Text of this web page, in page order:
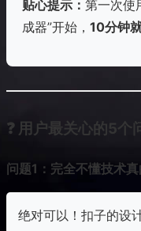
贴心提示： 第一次使
成器”开始， 10分钟
❓ 用户最关心的5个
问题1：完全不懂技术真
绝对可以！扣子的设